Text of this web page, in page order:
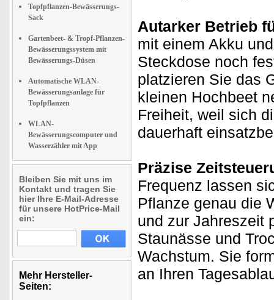
Topfpflanzen-Bewässerungs-
Sack
Gartenbeet- & Tropf-Pflanzen-
Bewässerungssystem mit
Bewässerungs-Düsen
Automatische WLAN-
Bewässerungsanlage für
Topfpflanzen
WLAN-
Bewässerungscomputer und
Wasserzähler mit App
Bleiben Sie mit uns im
Kontakt und tragen Sie
hier Ihre E-Mail-Adresse
für unsere HotPrice-Mail
ein:
Mehr Hersteller-
Seiten:
Autarker Betrieb
mit einem Akku
Steckdose noch
platzieren Sie das
kleinen Hochbeet
Freiheit, weil sich
dauerhaft
Präzise
Frequenz lassen
Pflanze genau die
und zur Jahreszeit
Staunässe und
Wachstum. Sie
an Ihren